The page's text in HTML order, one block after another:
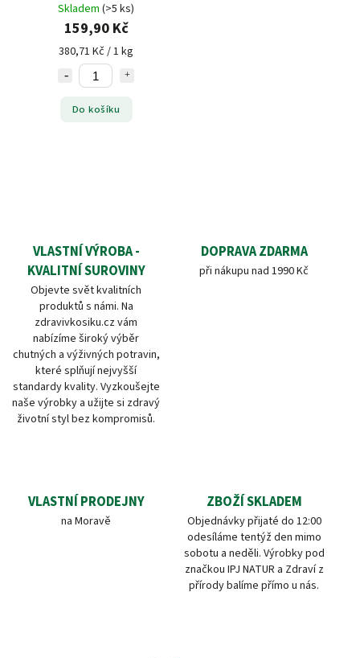
Skladem (>5 ks)
159,90 Kč
380,71 Kč / 1 kg
Do košíku
VLASTNÍ VÝROBA -
KVALITNÍ SUROVINY
Objevte svět kvalitních
produktů s námi. Na
zdravivkosiku.cz vám
nabízíme široký výběr
chutných a výživných potravin,
které splňují nejvyšší
standardy kvality. Vyzkoušejte
naše výrobky a užijte si zdravý
životní styl bez kompromisů.
DOPRAVA ZDARMA
při nákupu nad 1990 Kč
VLASTNÍ PRODEJNY
na Moravě
ZBOŽÍ SKLADEM
Objednávky přijaté do 12:00
odesíláme tentýž den mimo
sobotu a neděli. Výrobky pod
značkou IPJ NATUR a Zdraví z
přírody balíme přímo u nás.